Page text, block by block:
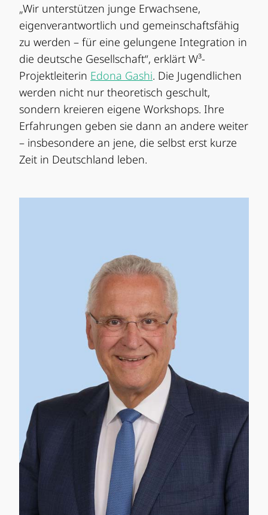
„Wir unterstützen junge Erwachsene,
eigenverantwortlich und gemeinschaftsfähig
zu werden – für eine gelungene Integration in
die deutsche Gesellschaft“, erklärt W³-
Projektleiterin Edona Gashi. Die Jugendlichen
werden nicht nur theoretisch geschult,
sondern kreieren eigene Workshops. Ihre
Erfahrungen geben sie dann an andere weiter
– insbesondere an jene, die selbst erst kurze
Zeit in Deutschland leben.